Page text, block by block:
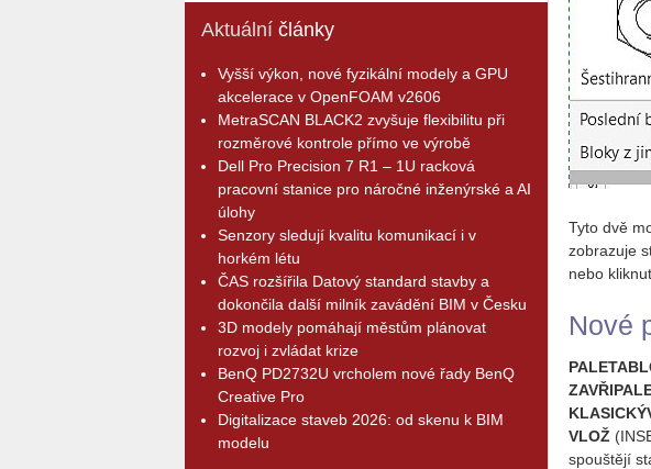
Aktuální články
Vyšší výkon, nové fyzikální modely a GPU
akcelerace v OpenFOAM v2606
MetraSCAN BLACK2 zvyšuje flexibilitu při
rozměrové kontrole přímo ve výrobě
Dell Pro Precision 7 R1 – 1U racková
pracovní stanice pro náročné inženýrské a AI
úlohy
Senzory sledují kvalitu komunikací i v
horkém létu
ČAS rozšířila Datový standard stavby a
dokončila další milník zavádění BIM v Česku
3D modely pomáhají městům plánovat
rozvoj i zvládat krize
BenQ PD2732U vrcholem nové řady BenQ
Creative Pro
Digitalizace staveb 2026: od skenu k BIM
modelu
Tyto dvě
zobrazuje
nebo
Nové
VLOŽ
spouštějí